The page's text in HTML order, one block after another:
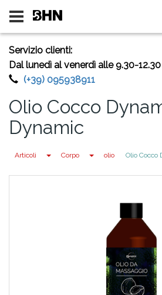
Servizio clienti:
Dal lunedì al venerdì alle 9.30-
(+39) 095938911
Olio Cocco
Dynamic
Articoli Toggle Dropdown
Corpo Toggle Dropdown
olio Olio Cocco